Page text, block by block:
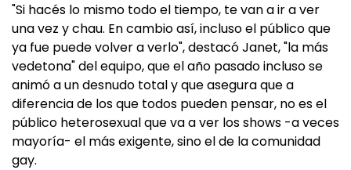
"Si hacés lo mismo todo el tiempo, te van a ir a ver
una vez y chau. En cambio así, incluso el público que
ya fue puede volver a verlo", destacó Janet, "la más
vedetona" del equipo, que el año pasado incluso se
animó a un desnudo total y que asegura que a
diferencia de los que todos pueden pensar, no es el
público heterosexual que va a ver los shows -a veces
mayoría- el más exigente, sino el de la comunidad
gay.